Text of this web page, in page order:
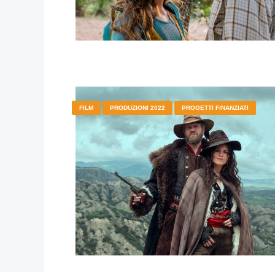
FILM PRODUZIONI 2022 PROGETTI FINANZIATI